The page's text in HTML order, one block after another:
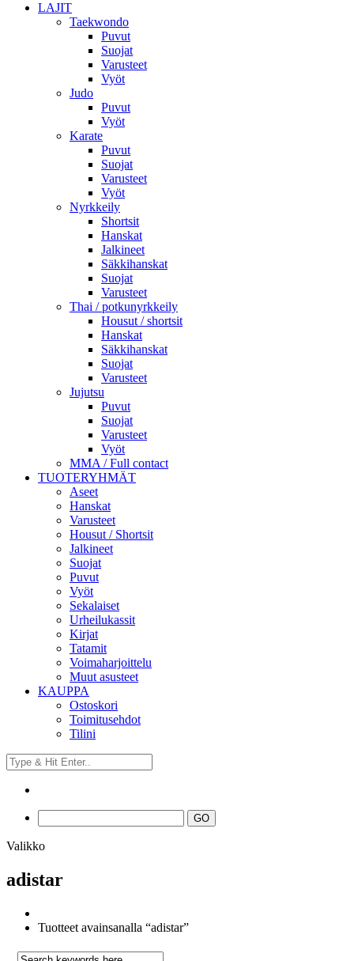
LAJIT
Taekwondo
Puvut
Suojat
Varusteet
Vyöt
Judo
Puvut
Vyöt
Karate
Puvut
Suojat
Varusteet
Vyöt
Nyrkkeily
Shortsit
Hanskat
Jalkineet
Säkkihanskat
Suojat
Varusteet
Thai / potkunyrkkeily
Housut / shortsit
Hanskat
Säkkihanskat
Suojat
Varusteet
Jujutsu
Puvut
Suojat
Varusteet
Vyöt
MMA / Full contact
TUOTERYHMÄT
Aseet
Hanskat
Varusteet
Housut / Shortsit
Jalkineet
Suojat
Puvut
Vyöt
Sekalaiset
Urheilukassit
Kirjat
Tatamit
Voimaharjoittelu
Muut asusteet
KAUPPA
Ostoskori
Toimitusehdot
Tilini
Valikko
adistar
Tuotteet avainsanalla “adistar”